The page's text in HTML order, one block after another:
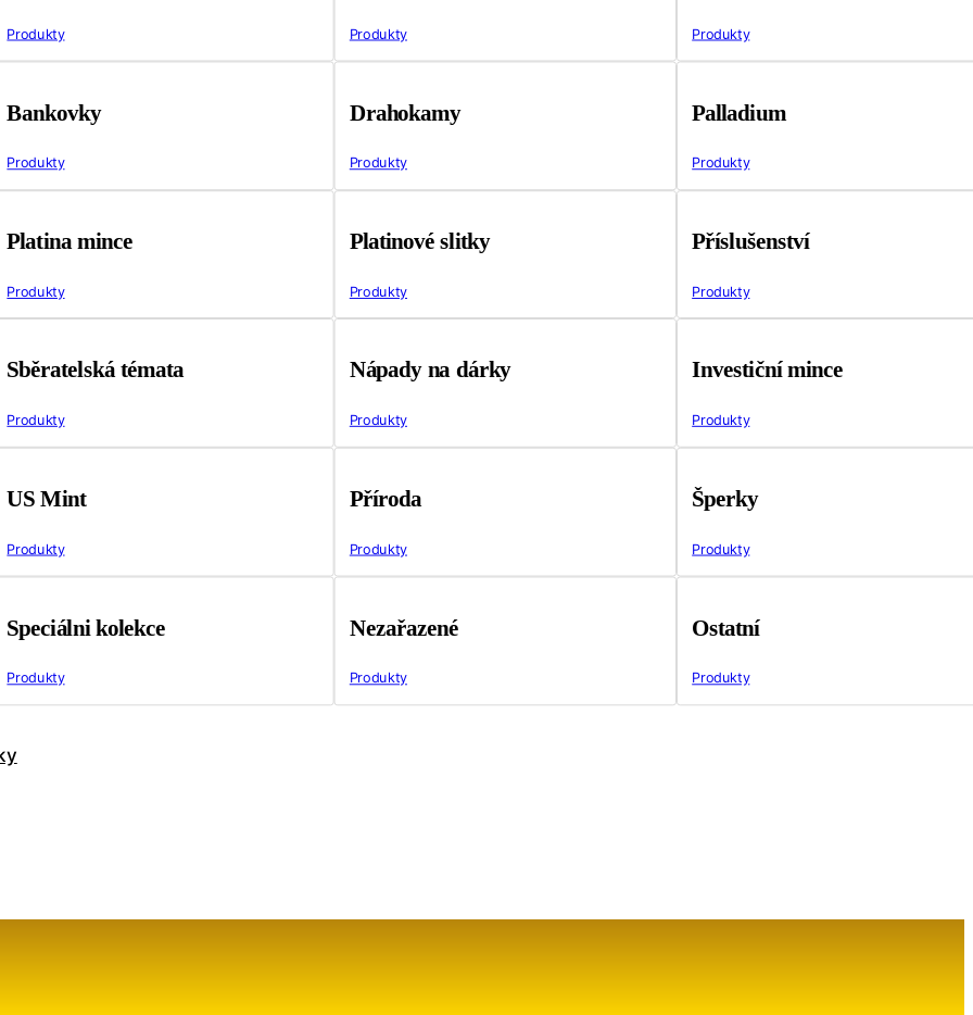
Produkty Produkty Produkty
Bankovky
Produkty
Drahokamy
Produkty
Palladium
Produkty
Platina mince
Produkty
Platinové slitky
Produkty
Příslušenství
Produkty
Sběratelská témata
Produkty
Nápady na dárky
Produkty
Investiční mince
Produkty
US Mint
Produkty
Příroda
Produkty
Šperky
Produkty
Speciálni kolekce
Produkty
Nezařazené
Produkty
Ostatní
Produkty